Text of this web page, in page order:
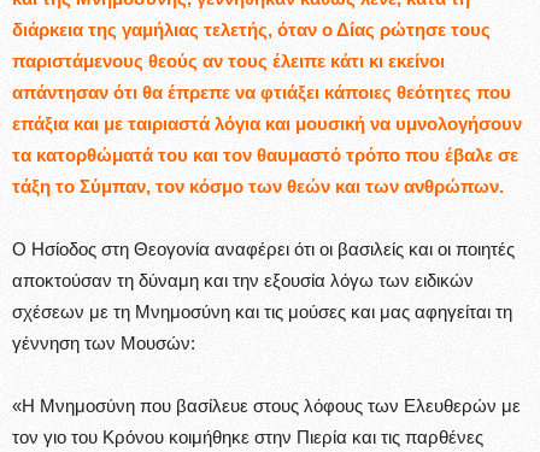
διάρκεια της γαμήλιας τελετής, όταν ο Δίας ρώτησε τους
παριστάμενους θεούς αν τους έλειπε κάτι κι εκείνοι
απάντησαν ότι θα έπρεπε να φτιάξει κάποιες θεότητες που
επάξια και με ταιριαστά λόγια και μουσική να υμνολογήσουν
τα κατορθώματά του και τον θαυμαστό τρόπο που έβαλε σε
τάξη το Σύμπαν, τον κόσμο των θεών και των ανθρώπων.
Ο Ησίοδος στη Θεογονία αναφέρει ότι οι βασιλείς και οι ποιητές
αποκτούσαν τη δύναμη και την εξουσία λόγω των ειδικών
σχέσεων με τη Μνημοσύνη και τις μούσες και μας αφηγείται τη
γέννηση των Μουσών:
«Η Μνημοσύνη που βασίλευε στους λόφους των Ελευθερών με
τον γιο του Κρόνου κοιμήθηκε στην Πιερία και τις παρθένες